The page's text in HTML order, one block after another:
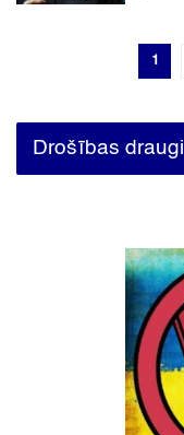
1
Drošības draugi